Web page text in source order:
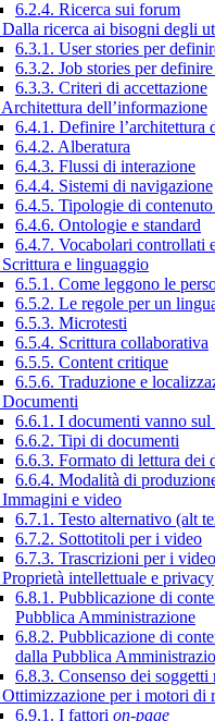
6.2.4. Ricerca sui forum
ricerca ai bisogni degli
6.3.1. User stories per
6.3.2. Job stories per
6.3.3. Criteri di accettazione
dell’informazione
6.4.1. Definire l’architettura
6.4.2. Alberatura
6.4.3. Flussi di interazione
6.4.4. Sistemi di navigazione
6.4.5. Tipologie di
6.4.6. Ontologie e standard
6.4.7. Vocabolari controllati
e linguaggio
6.5.1. Come leggono le
6.5.2. Le regole per un
6.5.3. Microtesti
6.5.4. Scrittura collaborativa
6.5.5. Content critique
6.5.6. Traduzione e
6.6.1. I documenti vanno sul
6.6.2. Tipi di documenti
6.6.3. Formato di lettura dei
6.6.4. Modalità di
e video
6.7.1. Testo alternativo (alt
6.7.2. Sottotitoli per i video
6.7.3. Trascrizioni per i video
intellettuale e privacy
6.8.1. Pubblicazione di
Pubblica Amministrazione
6.8.2. Pubblicazione di
dalla Pubblica
6.8.3. Consenso dei soggetti
per i motori di
6.9.1. I fattori on-page